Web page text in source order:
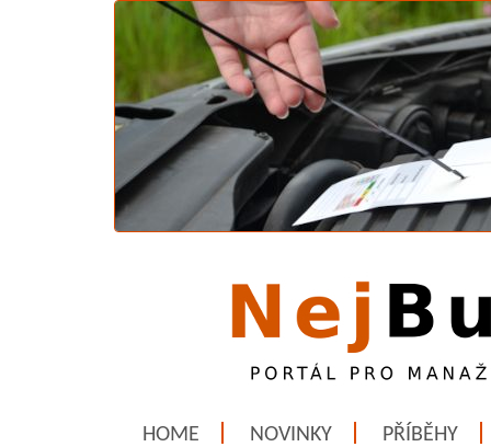
HOME NOVINKY PŘÍBĚHY